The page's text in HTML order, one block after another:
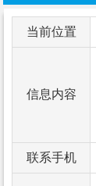
当前位置
信息内容
联系手机